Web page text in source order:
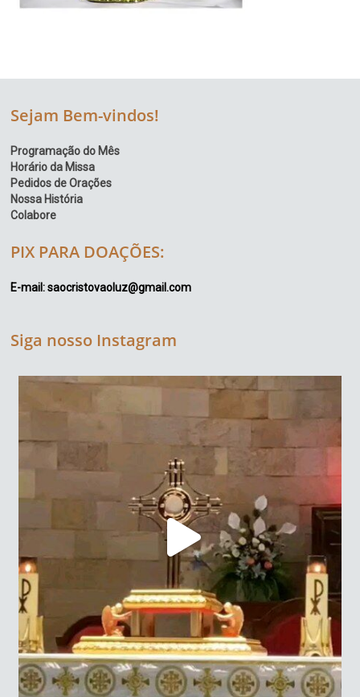
Sejam Bem-vindos!
Programação do Mês
Horário da Missa
Pedidos de Orações
Nossa História
Colabore
PIX PARA DOAÇÕES:
E-mail: saocristovaoluz@gmail.com
Siga nosso Instagram